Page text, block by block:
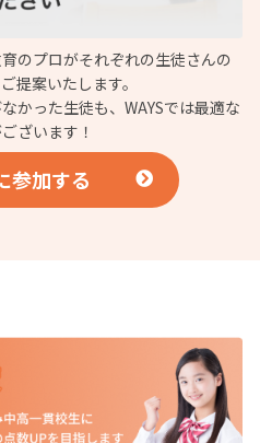
のプロがそれぞれの生徒さんの
提案いたします。
かった生徒も、WAYSでは最適な
ざいます！
参加する